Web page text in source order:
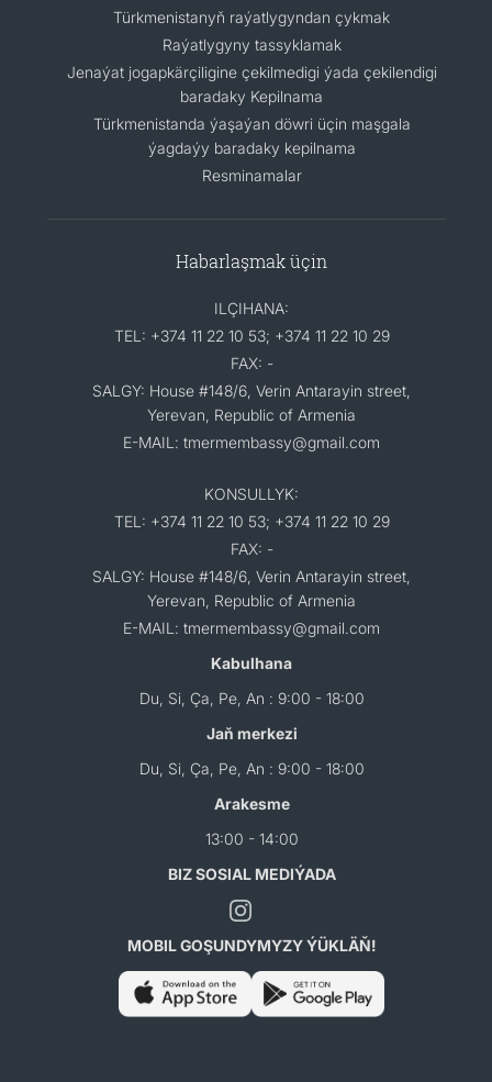
Türkmenistanyň raýatlygyndan çykmak
Raýatlygyny tassyklamak
Jenaýat jogapkärçiligine çekilmedigi ýada çekilendigi
baradaky Kepilnama
Türkmenistanda ýaşaýan döwri üçin maşgala
ýagdaýy baradaky kepilnama
Resminamalar
Habarlaşmak üçin
ILÇIHANA:
TEL: +374 11 22 10 53; +374 11 22 10 29
FAX: -
SALGY: House #148/6, Verin Antarayin street,
Yerevan, Republic of Armenia
E-MAIL: tmermembassy@gmail.com
KONSULLYK:
TEL: +374 11 22 10 53; +374 11 22 10 29
FAX: -
SALGY: House #148/6, Verin Antarayin street,
Yerevan, Republic of Armenia
E-MAIL: tmermembassy@gmail.com
Kabulhana
Du, Si, Ça, Pe, An : 9:00 - 18:00
Jaň merkezi
Du, Si, Ça, Pe, An : 9:00 - 18:00
Arakesme
13:00 - 14:00
BIZ SOSIAL MEDIÝADA
MOBIL GOŞUNDYMYZY ÝÜKLÄŇ!